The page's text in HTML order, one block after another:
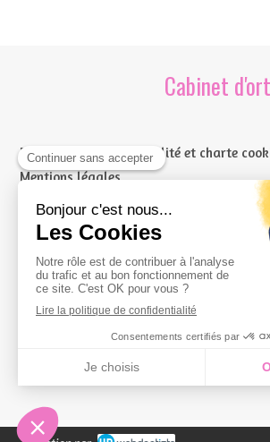
Cabinet
Politique de confidentialité et charte
Mentions légales
Conditions Générales Utilisation